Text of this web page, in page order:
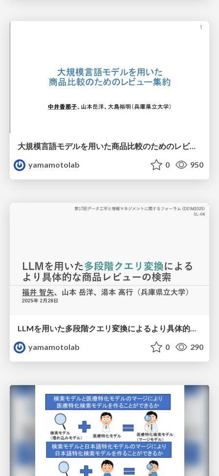
大規模言語モデルを用いた商品比較のためのレビュー集約
yamamotolab
0 950
LLMを用いた多段階クエリ変換によるより具体的な商品レビューの検索
yamamotolab
0 290